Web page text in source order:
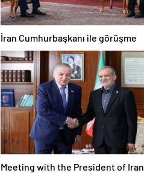
İran Cumhurbaşkanı ile görüşme
Meeting with the President of Iran